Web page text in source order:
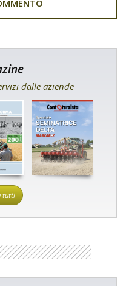
dalle aziende
tutti